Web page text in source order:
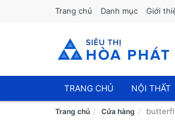
Trang chủ Danh mục Giới
TRANG CHỦ NỘI THẤT
Trang chủ Cửa hàng